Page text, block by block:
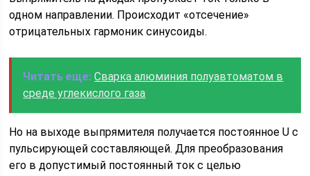
одном направлении. Происходит «отсечение»
отрицательных гармоник синусоиды.
Читать еще: Сварка алюминия полуавтоматом в
среде углекислого газа
Но на выходе выпрямителя получается постоянное U с
пульсирующей составляющей. Для преобразования
его в допустимый постоянный ток с целью